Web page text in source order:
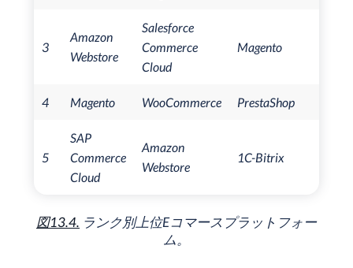
3
Amazon
Webstore
Salesforce
Commerce
Cloud
Magento
4 Magento WooCommerce PrestaShop
5
SAP
Commerce
Cloud
Amazon
Webstore
1C-Bitrix
図13.4. ランク別上位Eコマースプラットフォー
ム。